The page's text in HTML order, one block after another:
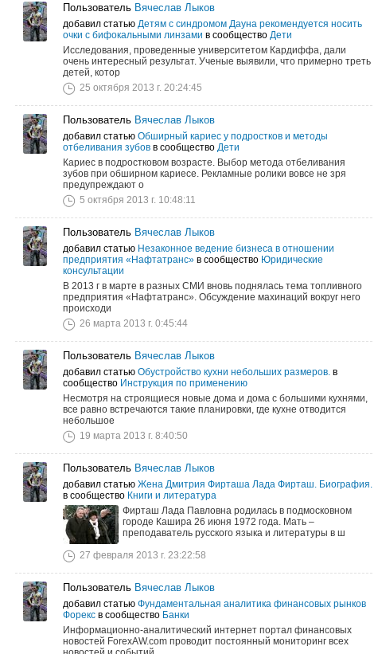
Пользователь Вячеслав Лыков
добавил статью Детям с синдромом Дауна рекомендуется носить
очки с бифокальными линзами в сообщество Дети
Исследования, проведенные университетом Кардиффа, дали
очень интересный результат. Ученые выявили, что примерно треть
детей, котор
25 октября 2013 г. 20:24:45
Пользователь Вячеслав Лыков
добавил статью Обширный кариес у подростков и методы
отбеливания зубов в сообщество Дети
Кариес в подростковом возрасте. Выбор метода отбеливания
зубов при обширном кариесе. Рекламные ролики вовсе не зря
предупреждают о
5 октября 2013 г. 10:48:11
Пользователь Вячеслав Лыков
добавил статью Незаконное ведение бизнеса в отношении
предприятия «Нафтатранс» в сообщество Юридические
консультации
В 2013 г в марте в разных СМИ вновь поднялась тема топливного
предприятия «Нафтатранс». Обсуждение махинаций вокруг него
происходи
26 марта 2013 г. 0:45:44
Пользователь Вячеслав Лыков
добавил статью Обустройство кухни небольших размеров. в
сообщество Инструкция по применению
Несмотря на строящиеся новые дома и дома с большими кухнями,
все равно встречаются такие планировки, где кухне отводится
небольшое
19 марта 2013 г. 8:40:50
Пользователь Вячеслав Лыков
добавил статью Жена Дмитрия Фирташа Лада Фирташ. Биография.
в сообщество Книги и литература
Фирташ Лада Павловна родилась в подмосковном
городе Кашира 26 июня 1972 года. Мать –
преподаватель русского языка и литературы в ш
27 февраля 2013 г. 23:22:58
Пользователь Вячеслав Лыков
добавил статью Фундаментальная аналитика финансовых рынков
Форекс в сообщество Банки
Информационно-аналитический интернет портал финансовых
новостей ForexAW.com проводит постоянный мониторинг всех